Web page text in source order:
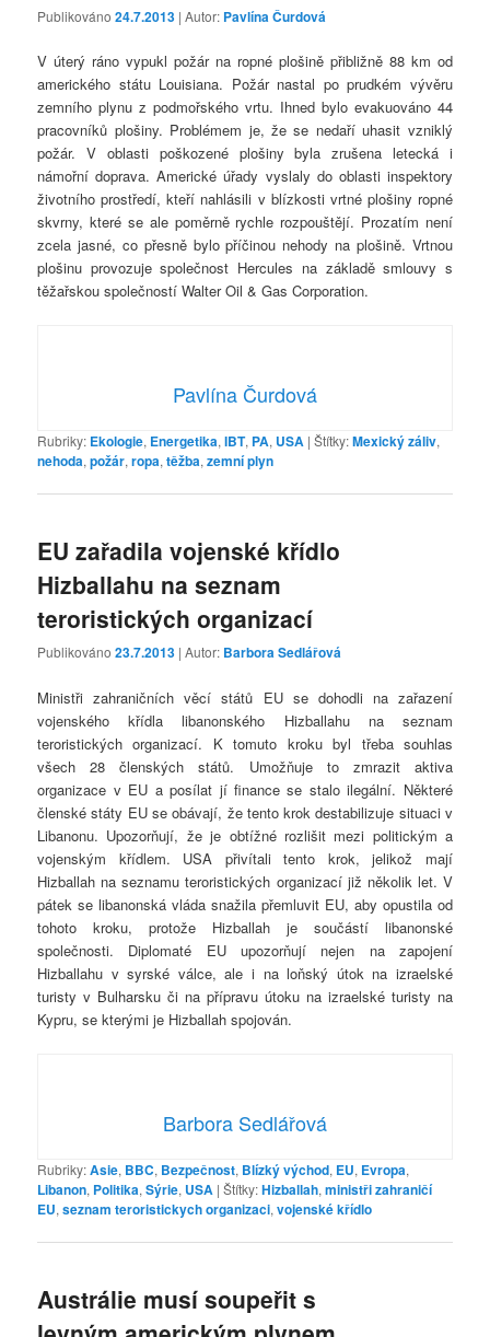
Publikováno24.7.2013 | Autor: Pavlína Čurdová
V úterý ráno vypukl požár na ropné plošině přibližně 88 km od
amerického státu Louisiana. Požár nastal po prudkém vývěru
zemního plynu z podmořského vrtu. Ihned bylo evakuováno 44
pracovníků plošiny. Problémem je, že se nedaří uhasit vzniklý
požár. V oblasti poškozené plošiny byla zrušena letecká i
námořní doprava. Americké úřady vyslaly do oblasti inspektory
životního prostředí, kteří nahlásili v blízkosti vrtné plošiny ropné
skvrny, které se ale poměrně rychle rozpouštějí. Prozatím není
zcela jasné, co přesně bylo příčinou nehody na plošině. Vrtnou
plošinu provozuje společnost Hercules na základě smlouvy s
těžařskou společností Walter Oil & Gas Corporation.
Pavlína Čurdová
Rubriky: Ekologie, Energetika,IBT, PA, USA |Štítky:Mexický záliv,
nehoda,požár,ropa,těžba,zemní plyn
EU zařadila vojenské křídlo
Hizballahu na seznam
teroristických organizací
Publikováno23.7.2013 | Autor: Barbora Sedlářová
Ministři zahraničních věcí států EU se dohodli na zařazení
vojenského křídla libanonského Hizballahu na seznam
teroristických organizací. K tomuto kroku byl třeba souhlas
všech 28 členských států. Umožňuje to zmrazit aktiva
organizace v EU a posílat jí finance se stalo ilegální. Některé
členské státy EU se obávají, že tento krok destabilizuje situaci v
Libanonu. Upozorňují, že je obtížné rozlišit mezi politickým a
vojenským křídlem. USA přivítali tento krok, jelikož mají
Hizballah na seznamu teroristických organizací již několik let. V
pátek se libanonská vláda snažila přemluvit EU, aby opustila od
tohoto kroku, protože Hizballah je součástí libanonské
společnosti. Diplomaté EU upozorňují nejen na zapojení
Hizballahu v syrské válce, ale i na loňský útok na izraelské
turisty v Bulharsku či na přípravu útoku na izraelské turisty na
Kypru, se kterými je Hizballah spojován.
Barbora Sedlářová
Rubriky:Asie, BBC, Bezpečnost, Blízký východ, EU, Evropa,
Libanon, Politika,Sýrie, USA |Štítky:Hizballah,ministři zahraničí
EU,seznam teroristickych organizaci,vojenské křídlo
Austrálie musí soupeřit s